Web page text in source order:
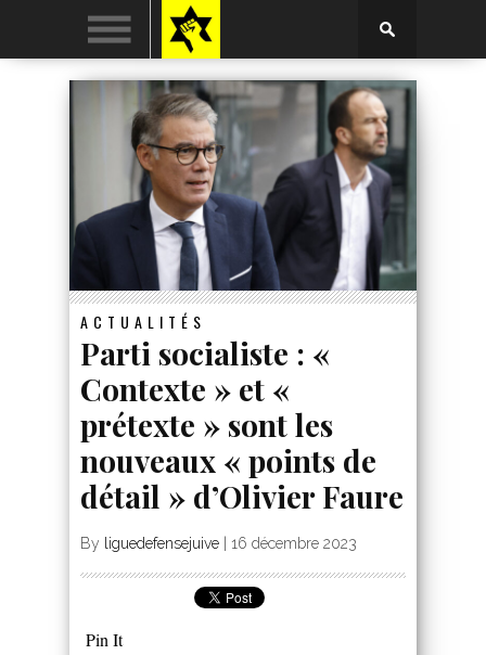
ACTUALITÉS
Parti socialiste : «
Contexte » et «
prétexte » sont les
nouveaux « points de
détail » d’Olivier Faure
By liguedefensejuive 16 décembre 2023
Pin It